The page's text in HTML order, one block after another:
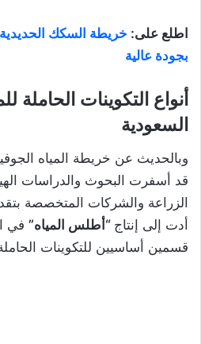
اطلع على: خريطة السكك
بجودة عالية
أنواع التكوينات الحاملة
السعودية
وبالحديث عن خريطة المياه
قد أسفرت البحوث والدراسات
الزراعة والشركات المتخصصة
أدت إلى إنتاج “أطلس المياه” في
قسمين أساسيين للتكوينات